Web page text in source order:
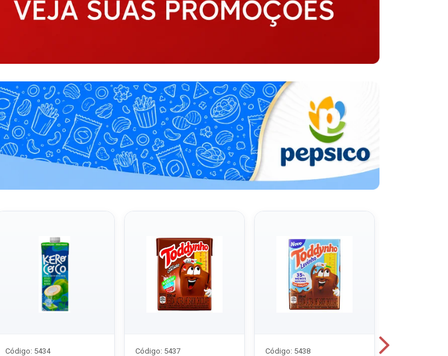
Código: 5434 Código: 5437 Código: 5438